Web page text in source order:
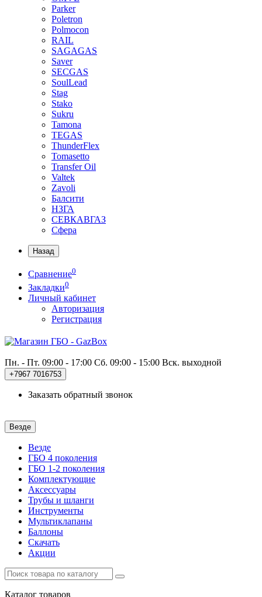
Parker
Poletron
Polmocon
RAIL
SAGAGAS
Saver
SECGAS
SoulLead
Stag
Stako
Sukru
Tamona
TEGAS
ThunderFlex
Tomasetto
Transfer Oil
Valtek
Zavoli
Балсити
НЗГА
СЕВКАВГАЗ
Сфера
Назад
Сравнение0
Закладки0
Личный кабинет
Авторизация
Регистрация
Пн. - Пт. 09:00 - 17:00 Сб. 09:00 - 15:00 Вск. выходной
+7967 7016753
Заказать обратный звонок
Везде
Везде
ГБО 4 поколения
ГБО 1-2 поколения
Комплектующие
Аксессуары
Трубы и шланги
Инструменты
Мультиклапаны
Баллоны
Скачать
Акции
Каталог товаров